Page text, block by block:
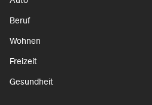
Beruf
Wohnen
Freizeit
Gesundheit